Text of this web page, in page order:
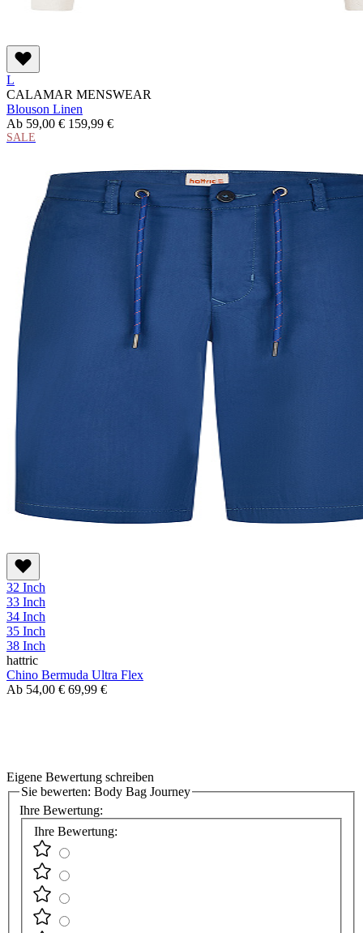
L
CALAMAR MENSWEAR
Blouson Linen
Ab 59,00 € 159,99 €
SALE
32 Inch
33 Inch
34 Inch
35 Inch
38 Inch
hattric
Chino Bermuda Ultra Flex
Ab 54,00 € 69,99 €
Eigene Bewertung schreiben
Sie bewerten: Body Bag Journey
Ihre Bewertung:
Ihre Bewertung: